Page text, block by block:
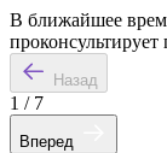
В ближайшее
Назад
1 / 7
Вперед